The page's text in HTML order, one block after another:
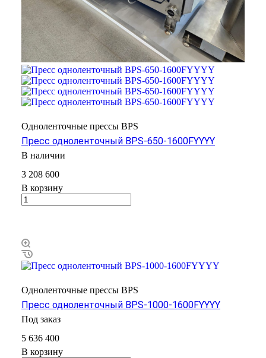
Одноленточные прессы BPS
Пресс одноленточный BPS-650-1600FYYYY
В наличии
3 208 600
В корзину
Одноленточные прессы BPS
Пресс одноленточный BPS-1000-1600FYYYY
Под заказ
5 636 400
В корзину